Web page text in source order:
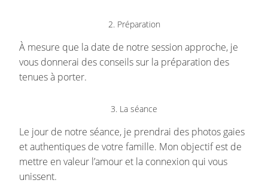
2. Préparation
À mesure que la date de notre session approche, je
vous donnerai des conseils sur la préparation des
tenues à porter.
3. La séance
Le jour de notre séance, je prendrai des photos gaies
et authentiques de votre famille. Mon objectif est de
mettre en valeur l’amour et la connexion qui vous
unissent.